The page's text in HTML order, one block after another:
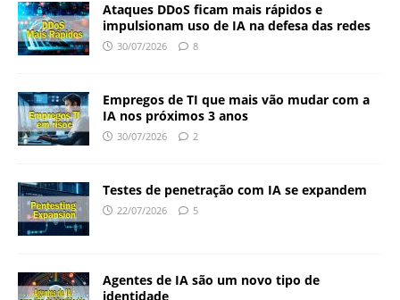
Ataques DDoS ficam mais rápidos e
impulsionam uso de IA na defesa das redes
30/07/2026 8
Empregos de TI que mais vão mudar com a
IA nos próximos 3 anos
30/07/2026 2
Testes de penetração com IA se expandem
22/07/2026 5
Agentes de IA são um novo tipo de
identidade